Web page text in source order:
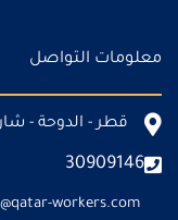
معلومات التواصل
قطر - الدوحة -
30909146
workers.com